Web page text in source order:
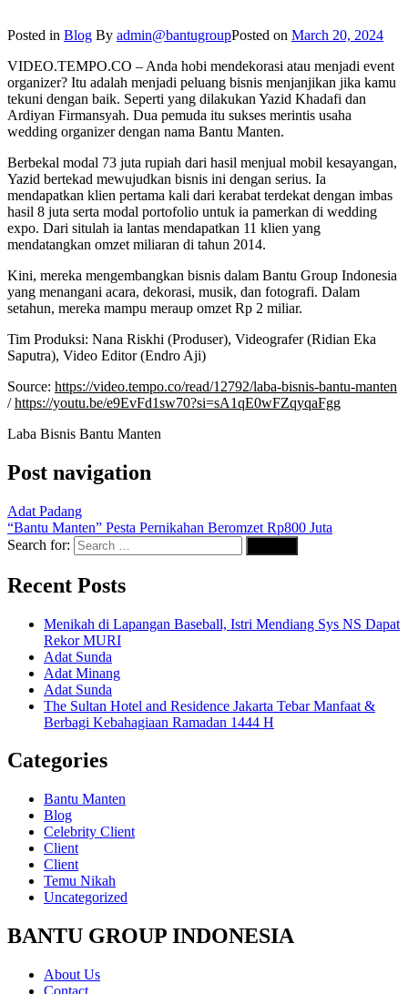
Posted in Blog By admin@bantugroupPosted on March 20, 2024
VIDEO.TEMPO.CO – Anda hobi mendekorasi atau menjadi event
organizer? Itu adalah menjadi peluang bisnis menjanjikan jika kamu
tekuni dengan baik. Seperti yang dilakukan Yazid Khadafi dan
Ardiyan Firmansyah. Dua pemuda itu sukses merintis usaha
wedding organizer dengan nama Bantu Manten.
Berbekal modal 73 juta rupiah dari hasil menjual mobil kesayangan,
Yazid bertekad mewujudkan bisnis ini dengan serius. Ia
mendapatkan klien pertama kali dari kerabat terdekat dengan imbas
hasil 8 juta serta modal portofolio untuk ia pamerkan di wedding
expo. Dari situlah ia lantas mendapatkan 11 klien yang
mendatangkan omzet miliaran di tahun 2014.
Kini, mereka mengembangkan bisnis dalam Bantu Group Indonesia
yang menangani acara, dekorasi, musik, dan fotografi. Dalam
setahun, mereka mampu meraup omzet Rp 2 miliar.
Tim Produksi: Nana Riskhi (Produser), Videografer (Ridian Eka
Saputra), Video Editor (Endro Aji)
Source: https://video.tempo.co/read/12792/laba-bisnis-bantu-manten
/https://youtu.be/e9EvFd1sw70?si=sA1qE0wFZqyqaFgg
Laba Bisnis Bantu Manten
Post navigation
Adat Padang
“Bantu Manten” Pesta Pernikahan Beromzet Rp800 Juta
Search for:
Recent Posts
Menikah di Lapangan Baseball, Istri Mendiang Sys NS Dapat
Rekor MURI
Adat Sunda
Adat Minang
Adat Sunda
The Sultan Hotel and Residence Jakarta Tebar Manfaat &
Berbagi Kebahagiaan Ramadan 1444 H
Categories
Bantu Manten
Blog
Celebrity Client
Client
Client
Temu Nikah
Uncategorized
BANTU GROUP INDONESIA
About Us